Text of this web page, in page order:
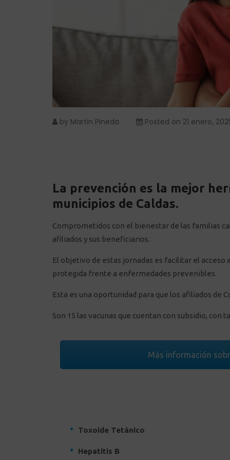
by Martin Pineda Posted on 21 enero,
La prevención es la mejor
municipios de Caldas.
Comprometidos con el bienestar de las familias
afiliados y sus beneficiarios.
El objetivo de estas jornadas es facilitar el acceso
protegida frente a enfermedades prevenibles.
Esta es una oportunidad para que los afiliados de
Son 15 las vacunas que cuentan con subsidio, con
Más información
Toxoide Tetánico
Hepatitis B